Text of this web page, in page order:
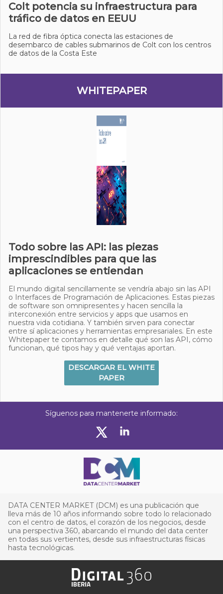
Colt potencia su infraestructura para
tráfico de datos en EEUU
La red de fibra óptica conecta las estaciones de
desembarco de cables submarinos de Colt con los centros
de datos de la Costa Este
WHITEPAPER
Todo sobre las API: las piezas
imprescindibles para que las
aplicaciones se entiendan
El mundo digital sencillamente se vendría abajo sin las API
o Interfaces de Programación de Aplicaciones. Estas piezas
de software son omnipresentes y hacen sencilla la
interconexión entre servicios y apps que usamos en
nuestra vida cotidiana. Y también sirven para conectar
entre sí aplicaciones y herramientas empresariales. En este
Whitepaper te contamos en detalle qué son las API, cómo
funcionan, qué tipos hay y qué ventajas aportan.
DESCARGAR EL WHITE
PAPER
Síguenos para mantenerte informado:
DATA CENTER MARKET (DCM) es una publicación que
lleva más de 10 años informando sobre todo lo relacionado
con el centro de datos, el corazón de los negocios, desde
una perspectiva 360, abarcando el mundo del data center
en todas sus vertientes, desde sus infraestructuras físicas
hasta tecnológicas.